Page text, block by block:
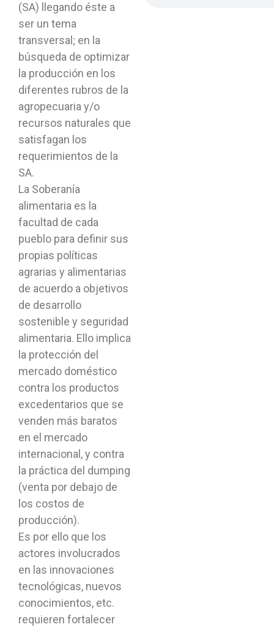
(SA) llegando éste a
ser un tema
transversal; en la
búsqueda de optimizar
la producción en los
diferentes rubros de la
agropecuaria y/o
recursos naturales que
satisfagan los
requerimientos de la
SA.
La Soberanía
alimentaria es la
facultad de cada
pueblo para definir sus
propias políticas
agrarias y alimentarias
de acuerdo a objetivos
de desarrollo
sostenible y seguridad
alimentaria. Ello implica
la protección del
mercado doméstico
contra los productos
excedentarios que se
venden más baratos
en el mercado
internacional, y contra
la práctica del dumping
(venta por debajo de
los costos de
producción).
Es por ello que los
actores involucrados
en las innovaciones
tecnológicas, nuevos
conocimientos, etc.
requieren fortalecer